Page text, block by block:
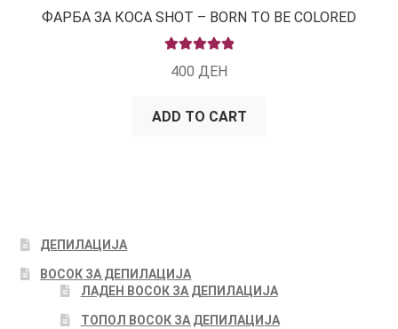
ФАРБА ЗА КОСА SHOT – BORN TO BE COLORED
OUT OF 5
400 ДЕН
ADD TO CART
ДЕПИЛАЦИЈА
ВОСОК ЗА ДЕПИЛАЦИЈА
ЛАДЕН ВОСОК ЗА ДЕПИЛАЦИЈА
ТОПОЛ ВОСОК ЗА ДЕПИЛАЦИЈА